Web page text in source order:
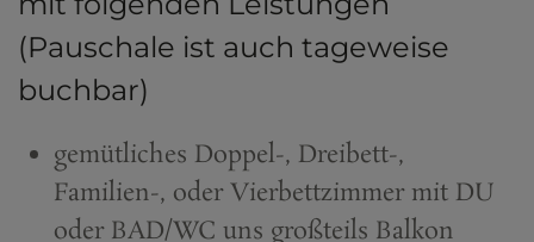
(Pauschale ist auch tageweise
buchbar)
gemütliches Doppel-, Dreibett-,
Familien-, oder Vierbettzimmer mit DU
oder BAD/WC uns großteils Balkon